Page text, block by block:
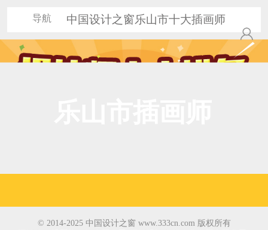
导航 中国设计之窗乐山市十大插画师
© 2014-2025 中国设计之窗 www.333cn.com 版权所有